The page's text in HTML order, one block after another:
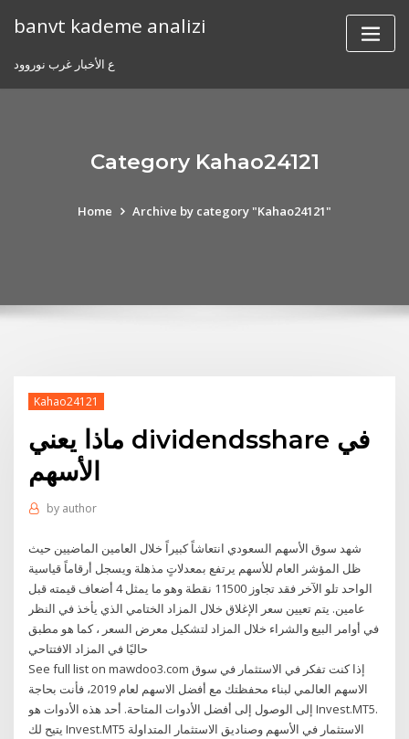
banvt kademe analizi
ع الأخبار غرب نوروود
Category Kahao24121
Home Archive by category "Kahao24121"
Kahao24121
ماذا يعني dividendsshare في
الأسهم
by author
شهد سوق الأسهم السعودي انتعاشاً كبيراً خلال العامين الماضيين حيث
ظل المؤشر العام للأسهم يرتفع بمعدلاتٍ مذهلة ويسجل أرقاماً قياسية
الواحد تلو الآخر فقد تجاوز 11500 نقطة وهو ما يمثل 4 أضعاف قيمته قبل
عامين. يتم تعيين سعر الإغلاق خلال المزاد الختامي الذي يأخذ في النظر
في أوامر البيع والشراء خلال المزاد لتشكيل معرض السعر ، كما هو مطبق
حاليًا في المزاد الافتتاحي
See full list on mawdoo3.com إذا كنت تفكر في الاستثمار في سوق
الاسهم العالمي لبناء محفظتك مع أفضل الاسهم لعام 2019، فأنت بحاجة
إلى الوصول إلى أفضل الأدوات المتاحة. أحد هذه الأدوات هو Invest.MT5.
يتيح لك Invest.MT5 الاستثمار في الأسهم وصناديق الاستثمار المتداولة